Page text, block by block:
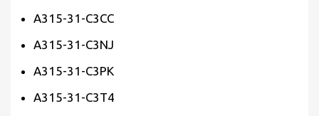
A315-31-C3CC
A315-31-C3NJ
A315-31-C3PK
A315-31-C3T4